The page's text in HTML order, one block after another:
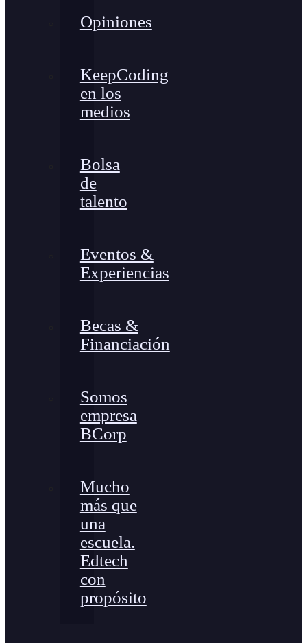
Opiniones
KeepCoding
en los
medios
Bolsa
de
talento
Eventos &
Experiencias
Becas &
Financiación
Somos
empresa
BCorp
Mucho
más que
una
escuela.
Edtech
con
propósito